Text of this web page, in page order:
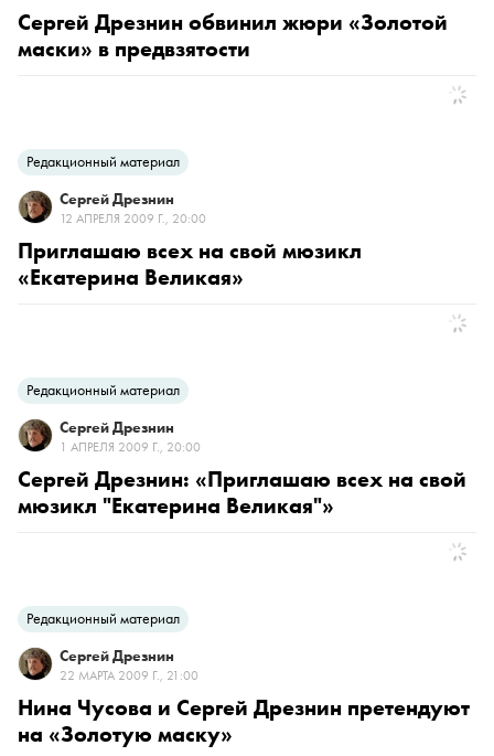
Сергей Дрезнин обвинил жюри «Золотой
маски» в предвзятости
Редакционный материал
Сергей Дрезнин
12 АПРЕЛЯ 2009 Г., 20:00
Приглашаю всех на свой мюзикл
«Екатерина Великая»
Редакционный материал
Сергей Дрезнин
1 АПРЕЛЯ 2009 Г., 20:00
Сергей Дрезнин: «Приглашаю всех на свой
мюзикл "Екатерина Великая"»
Редакционный материал
Сергей Дрезнин
22 МАРТА 2009 Г., 21:00
Нина Чусова и Сергей Дрезнин претендуют
на «Золотую маску»